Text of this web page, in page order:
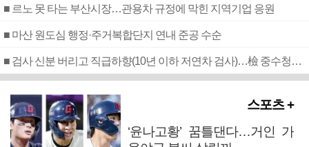
■ 르노 못 타는 부산시장…관용차 규정에 막힌 지역기업 응원
■ 마산 원도심 행정·주거복합단지 연내 준공 수순
■ 검사 신분 버리고 직급하향(10년 이하 저연차 검사)…檢 중수청행 기피
스포츠 +
‘윤나고황’ 꿈틀댄다…거인 가